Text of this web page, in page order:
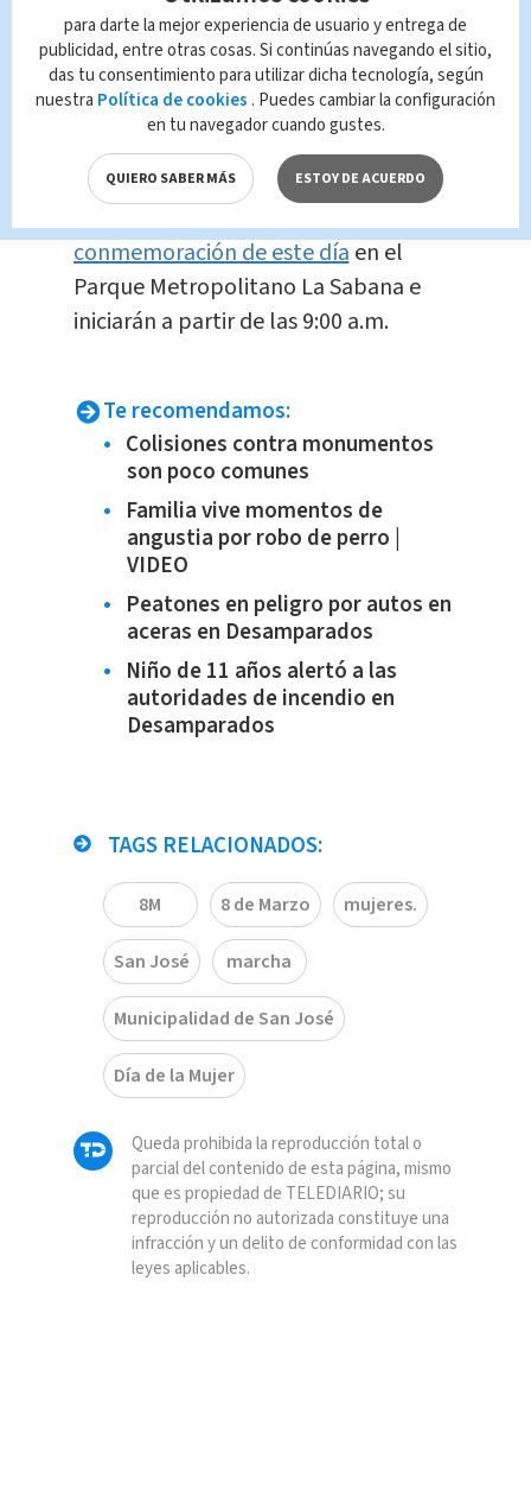
contra la mujer.
Negro, para recordar a las mujeres
que ya no están.
Además, laMunicipalidad de San José
conmemoración de este díaen el
Parque Metropolitano La Sabana e
iniciarán a partir de las 9:00 a.m.
Te recomendamos:
Colisiones contra monumentos
son poco comunes
Familia vive momentos de
angustia por robo de perro |
VIDEO
Peatones en peligro por autos en
aceras en Desamparados
Niño de 11 años alertó a las
autoridades de incendio en
Desamparados
TAGS RELACIONADOS:
8M 8 de Marzo mujeres.
San José marcha
Municipalidad de San José
Día de la Mujer
Queda prohibida la reproducción total o
parcial del contenido de esta página, mismo
que es propiedad de TELEDIARIO; su
reproducción no autorizada constituye una
infracción y un delito de conformidad con las
leyes aplicables.
para darte la mejor experiencia de usuario y entrega de
publicidad, entre otras cosas. Si continúas navegando el sitio,
das tu consentimiento para utilizar dicha tecnología, según
nuestra Política de cookies . Puedes cambiar la configuración
en tu navegador cuando gustes.
QUIERO SABER MÁS ESTOY DE ACUERDO